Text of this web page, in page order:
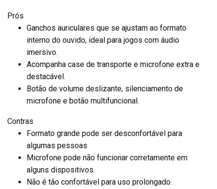
Prós
Ganchos auriculares que se ajustam ao formato
interno do ouvido, ideal para jogos com áudio
imersivo.
Acompanha case de transporte e microfone extra e
destacável.
Botão de volume deslizante, silenciamento de
microfone e botão multifuncional.
Contras
Formato grande pode ser desconfortável para
algumas pessoas
Microfone pode não funcionar corretamente em
alguns dispositivos.
Não é tão confortável para uso prolongado.